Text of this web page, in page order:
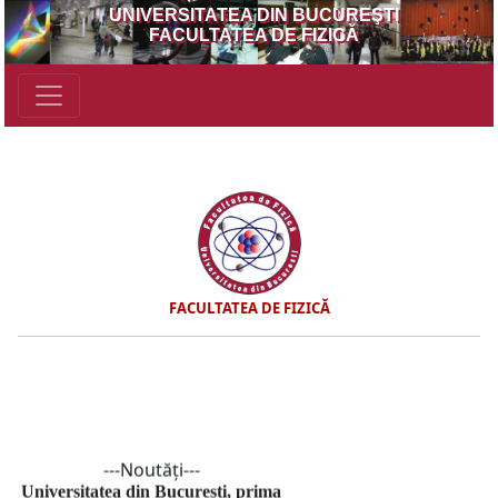
UNIVERSITATEA DIN BUCUREŞTI
FACULTATEA DE FIZICĂ
FACULTATEA DE FIZICĂ
---Noutăţi---
Universitatea din București, prima